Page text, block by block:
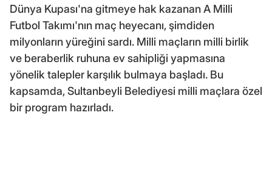
Dünya Kupası'na gitmeye hak kazanan A Milli
Futbol Takımı'nın maç heyecanı, şimdiden
milyonların yüreğini sardı. Milli maçların milli birlik
ve beraberlik ruhuna ev sahipliği yapmasına
yönelik talepler karşılık bulmaya başladı. Bu
kapsamda, Sultanbeyli Belediyesi milli maçlara özel
bir program hazırladı.